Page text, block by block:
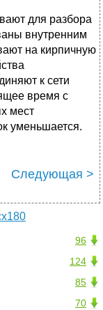
для разбора
внутренним
на кирпичную
к сети
время с
мест
уменьшается.
Следующая >
96
124
85
70